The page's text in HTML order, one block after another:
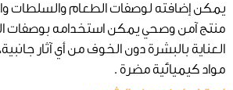
يمكن إضافته لوصفات الطعام والسلطات
منتج آمن وصحي يمكن استخدامه بوصفات
العناية بالبشرة دون الخوف من أي آثار
مواد كيميائية مضرة .